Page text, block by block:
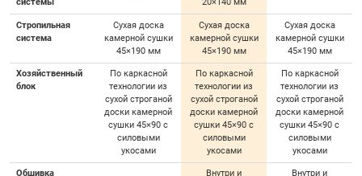
системы
20×140 мм
Стропильная
система
Сухая доска
камерной сушки
45×190 мм
Сухая доска
камерной сушки
45×190 мм
Сухая доска
камерной сушки
45×190 мм
Хозяйственный
блок
По каркасной
технологии из
сухой строганой
доски камерной
сушки 45×90 с
силовыми
укосами
По каркасной
технологии из
сухой строганой
доски камерной
сушки 45×90 с
силовыми
укосами
По каркасной
технологии из
сухой строганой
доски камерной
сушки 45×90 с
силовыми
укосами
Обшивка
Внутри и
Внутри и